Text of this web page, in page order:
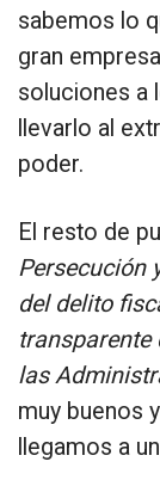
sabemos lo
gran
soluciones a
llevarlo al
poder.
El resto de
Persecución
del delito
las
muy buenos
llegamos a